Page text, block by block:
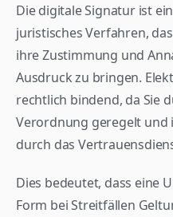
Die digitale Signatur ist
juristisches Verfahren,
ihre Zustimmung und
Ausdruck zu bringen.
rechtlich bindend, da Sie
Verordnung geregelt und
durch das
Dies bedeutet, dass eine
Form bei Streitfällen